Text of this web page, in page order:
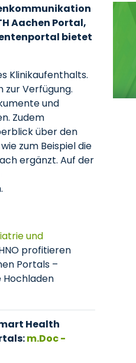
Aachen Portal,
bietet
Klinikaufenthalts.
zur Verfügung.
und
Zudem
über den
zum Beispiel die
ergänzt. Auf der
und
profitieren
Portals –
Hochladen
Health
m.Doc -